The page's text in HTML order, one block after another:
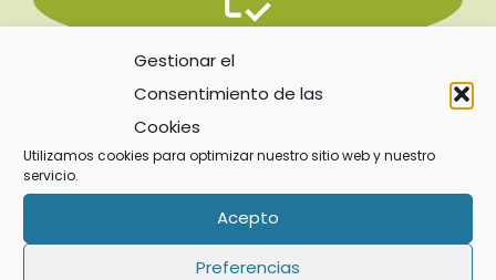
Gestionar el
Consentimiento de las
Cookies
Utilizamos cookies para optimizar nuestro sitio web y nuestro
servicio.
Acepto
Preferencias
Métodos de pago
Transferencia bancaria, Visa y MasterCard.
También te recomendamos...